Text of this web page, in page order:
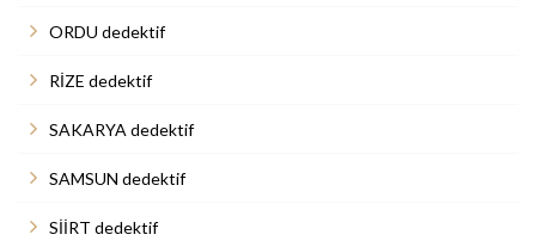
ORDU dedektif
RİZE dedektif
SAKARYA dedektif
SAMSUN dedektif
SİİRT dedektif